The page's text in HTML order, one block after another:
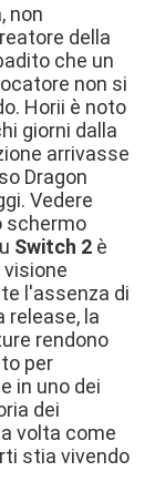
non
della
che un
non si
Horii è noto
giorni dalla
arrivasse
Dragon
Vedere
schermo
Switch 2 è
l'assenza di
la
rendono
per
in uno dei
dei
volta come
stia vivendo